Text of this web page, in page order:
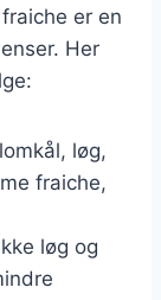
er en
Her
løg,
fraiche,
løg og